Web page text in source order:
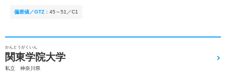
偏差値／GTZ ： 45～51／C1
かんとうがくいん
関東学院大学
私立 神奈川県